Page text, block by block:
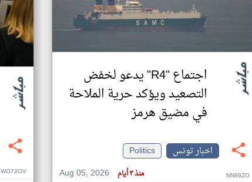
اجتماع "R4" يدعو لخفض
التصعيد ويؤكد حرية الملاحة
في مضيق هرمز
اخبار تونس
Politics
Aug 05, 2026
منذ ٣ أيام NN89ZO
WO72OV